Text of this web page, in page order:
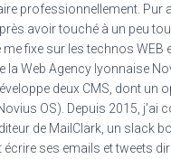
professionnellement. Pur
avoir touché à un peu
me fixe sur les technos WEB
la Web Agency lyonnaise
deux CMS, dont un
OS). Depuis 2015, j'ai
de MailClark, un slack
écrire ses emails et tweets